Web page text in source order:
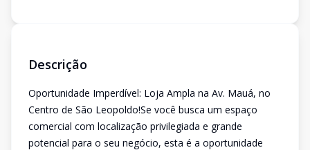
Descrição
Oportunidade Imperdível: Loja Ampla na Av. Mauá, no
Centro de São Leopoldo!Se você busca um espaço
comercial com localização privilegiada e grande
potencial para o seu negócio, esta é a oportunidade